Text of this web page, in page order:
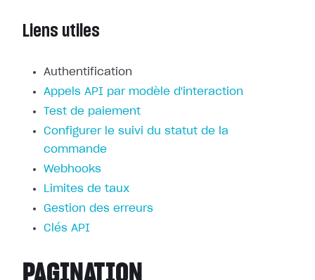
Liens utiles
Authentification
Appels API par modèle d'interaction
Test de paiement
Configurer le suivi du statut de la
commande
Webhooks
Limites de taux
Gestion des erreurs
Clés API
PAGINATION